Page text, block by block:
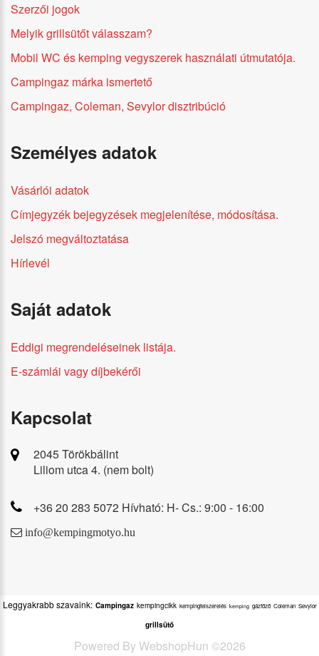
Szerzői jogok
Melyik grillsütőt válasszam?
Mobil WC és kemping vegyszerek használati útmutatója.
Campingaz márka ismertető
Campingaz, Coleman, Sevylor disztribúció
Személyes adatok
Vásárlói adatok
Címjegyzék bejegyzések megjelenítése, módosítása.
Jelszó megváltoztatása
Hírlevél
Saját adatok
Eddigi megrendeléseinek listája.
E-számlái vagy díjbekérői
Kapcsolat
2045 Törökbálint
Liliom utca 4. (nem bolt)
+36 20 283 5072 Hívható: H- Cs.: 9:00 - 16:00
info@kempingmotyo.hu
Leggyakrabb szavaink: Campingaz kempingcikk kempingfelszerelés kemping gázfőző Coleman Sevylor
grillsütő
Powered ByWebshopHun ©2026